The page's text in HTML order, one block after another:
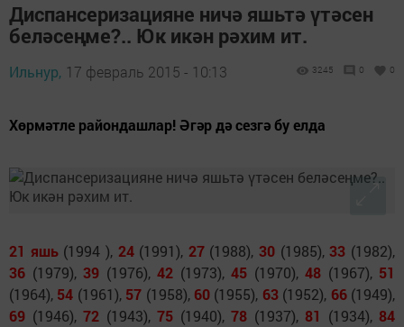
Диспансеризацияне ничә яшьтә үтәсен
беләсеңме?.. Юк икән рәхим ит.
Ильнур, 17 февраль 2015 - 10:13 3245 0 0
Хөрмәтле райондашлар! Әгәр дә сезгә бу елда
21 яшь(1994 ), 24(1991), 27(1988),30 (1985),33 (1982),
36 (1979), 39 (1976), 42 (1973), 45 (1970), 48 (1967), 51
(1964), 54 (1961), 57 (1958), 60 (1955), 63(1952), 66(1949),
69 (1946), 72 (1943), 75 (1940), 78 (1937), 81 (1934), 84